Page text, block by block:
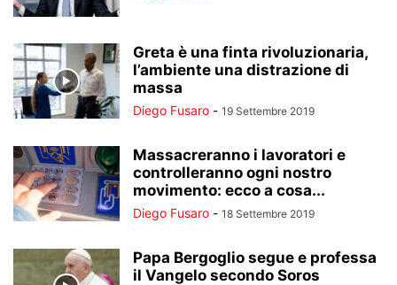
Greta è una finta rivoluzionaria,
l’ambiente una distrazione di
massa
Diego Fusaro - 19 Settembre 2019
Massacreranno i lavoratori e
controlleranno ogni nostro
movimento: ecco a cosa...
Diego Fusaro - 18 Settembre 2019
Papa Bergoglio segue e professa
il Vangelo secondo Soros